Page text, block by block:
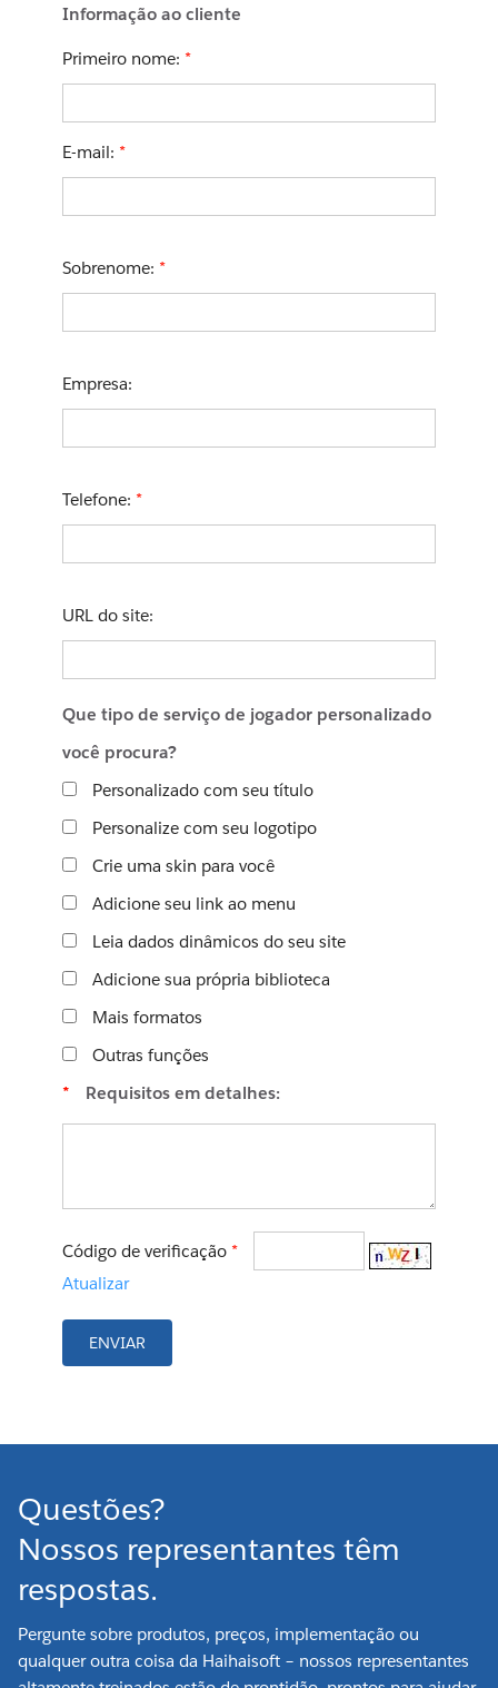
Informação ao cliente
Primeiro nome: *
E-mail: *
Sobrenome: *
Empresa:
Telefone: *
URL do site:
Que tipo de serviço de jogador personalizado
você procura?
Personalizado com seu título
Personalize com seu logotipo
Crie uma skin para você
Adicione seu link ao menu
Leia dados dinâmicos do seu site
Adicione sua própria biblioteca
Mais formatos
Outras funções
*
Requisitos em detalhes:
Código de verificação *
Atualizar
ENVIAR
Questões?
Nossos representantes têm
respostas.
Pergunte sobre produtos, preços, implementação ou
qualquer outra coisa da Haihaisoft – nossos representantes